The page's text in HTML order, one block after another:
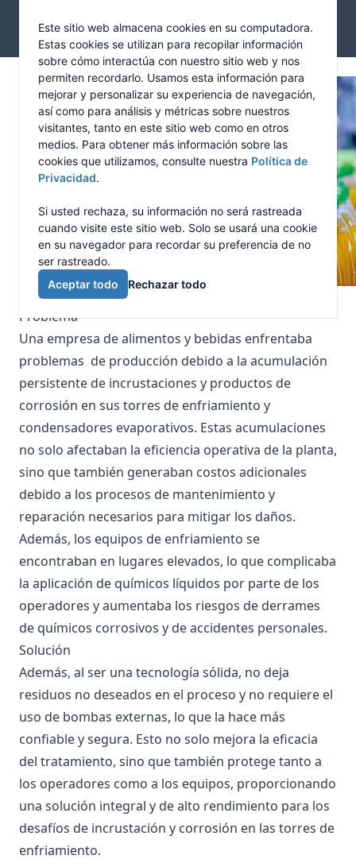
Este sitio web almacena cookies en su computadora.
Estas cookies se utilizan para recopilar información
sobre cómo interactúa con nuestro sitio web y nos
permiten recordarlo. Usamos esta información para
mejorar y personalizar su experiencia de navegación,
así como para análisis y métricas sobre nuestros
visitantes, tanto en este sitio web como en otros
medios. Para obtener más información sobre las
cookies que utilizamos, consulte nuestra Política de
Privacidad.
Si usted rechaza, su información no será rastreada
cuando visite este sitio web. Solo se usará una cookie
en su navegador para recordar su preferencia de no
ser rastreado.
Aceptar todo
Rechazar todo
Newcalgon
Open
Tecnología Calgon
Releasing High Tech
Caso de éxito en industria de alimentos y
Problema
Una empresa de alimentos y bebidas enfrentaba
problemas de producción debido a la acumulación
persistente de incrustaciones y productos de
corrosión en sus torres de enfriamiento y
condensadores evaporativos. Estas acumulaciones
no solo afectaban la eficiencia operativa de la planta,
sino que también generaban costos adicionales
debido a los procesos de mantenimiento y
reparación necesarios para mitigar los daños.
Además, los equipos de enfriamiento se
encontraban en lugares elevados, lo que complicaba
la aplicación de químicos líquidos por parte de los
operadores y aumentaba los riesgos de derrames
de químicos corrosivos y de accidentes personales.
Solución
Además, al ser una tecnología sólida, no deja
residuos no deseados en el proceso y no requiere el
uso de bombas externas, lo que la hace más
confiable y segura. Esto no solo mejora la eficacia
del tratamiento, sino que también protege tanto a
los operadores como a los equipos, proporcionando
una solución integral y de alto rendimiento para los
desafíos de incrustación y corrosión en las torres de
enfriamiento.